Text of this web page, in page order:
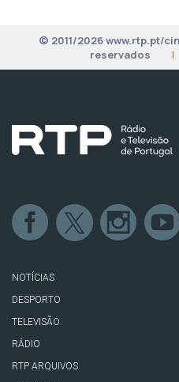
© 2011/2026 www.rtp.pt/
reservados
|
NOTÍCIAS
DESPORTO
TELEVISÃO
RÁDIO
RTP ARQUIVOS